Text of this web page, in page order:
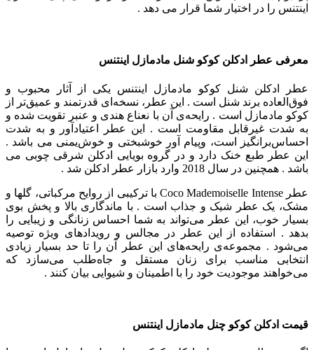
اینتنس را در اختیار شما قرار می دهد .
معرفی عطر ادکلن کوکو شنل مادمازل اینتنس
عطر ادکلن شنل کوکو مادمازل اینتنس یکی از آثار محبوب و
فوق‌العاده برند شنل است . این عطر، نسخه‌ای قدرتمند و عمیق‌تر از
کوکو مادمازل است . رایحه‌ی آن با نعناع هندی و عنبر تقویت شده و
به شدت غیرقابل مقاومت است . این عطر اعتیادآور و به شدت
احساس‌برانگیز است، وپیام آور خوشبختی و خوش‌یمنی می باشد .
این عطر طبع خنک دارد و در گروه بویایی ادکلن شرقی چوبی می
باشد . همچنین در سال 2018 وارد بازار عطر ادکلن شد .
عطر Coco Mademoiselle Intense با ترکیبی از روایح مرکباتی، گلها و
مشک، یک عطر شیک و جذاب است . با ماندگاری بالا و پخش بوی
بسیار خوب، این عطر می‌تواند به شما احساس زنانگی و زیبایی را
بدهد . استفاده از این عطر در مجالس و رویدادهای ویژه توصیه
می‌شود . مجموعه‌ی رایحه‌های این عطر آن را تا حد بسیار زیادی
انتخابی مناسب برای زنان مستقل و جاه‌طلب می‌سازد که
می‌خواهند موجودیت خود را با اطمینان و شیوایی بیان کنند .
قیمت ادکلن کوکو چنل مادمازل اینتنس